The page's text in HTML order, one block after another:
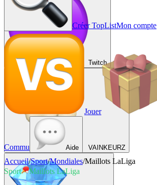
Twitch
VAINKEURZ
Créer TopListMon compte
Jouer
Commu Aide
Accueil/Sport/Mondiales/Maillots LaLiga
Sport
Maillots LaLiga